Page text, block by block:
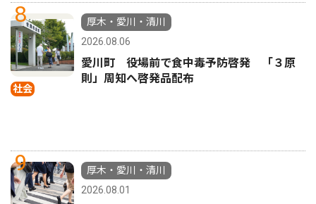
8
社会
厚木・愛川・清川
2026.08.06
愛川町 役場前で食中毒予防啓発 「３原
則」周知へ啓発品配布
9
厚木・愛川・清川
2026.08.01